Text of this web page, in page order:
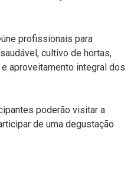
profissionais para
cultivo de hortas,
aproveitamento integral dos
poderão visitar a
de uma degustação